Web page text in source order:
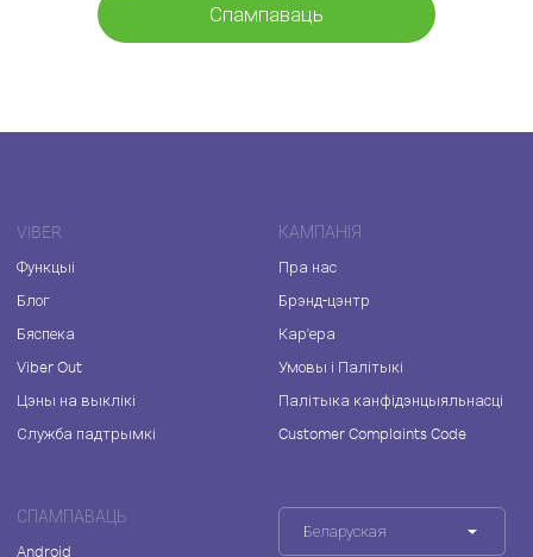
Спампаваць
VIBER
Функцыі
Блог
Бяспека
Viber Out
Цэны на выклікі
Служба падтрымкі
КАМПАНІЯ
Пра нас
Брэнд-цэнтр
Кар'ера
Умовы і Палітыкі
Палітыка канфідэнцыяльнасці
Customer Complaints Code
СПАМПАВАЦЬ
Android
Беларуская